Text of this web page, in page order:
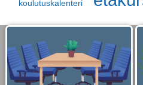
koulutuskalenteri